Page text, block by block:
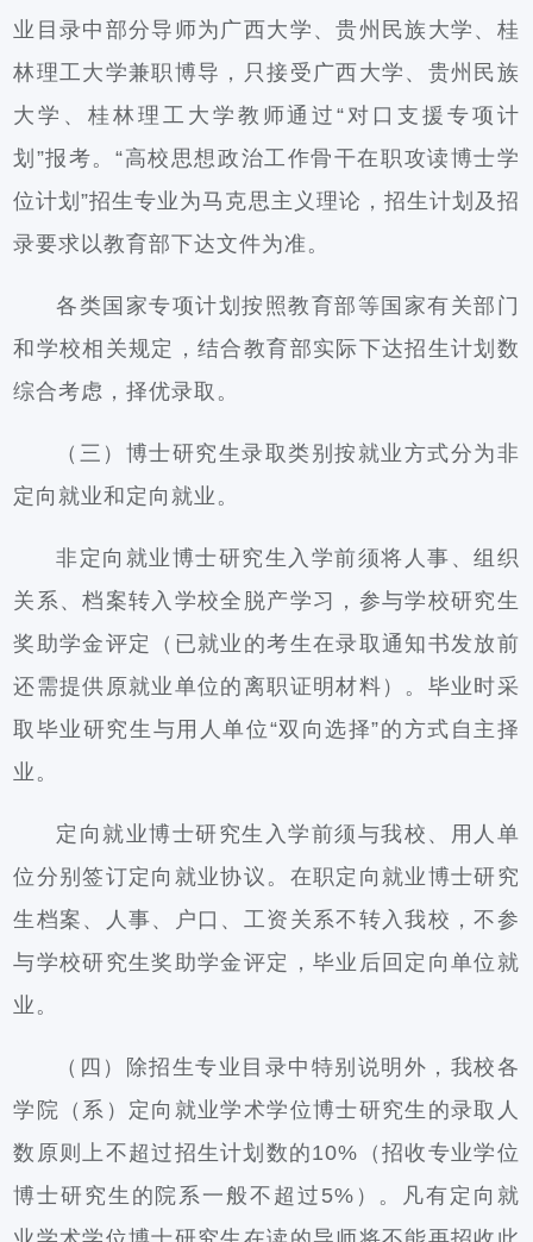
业目录中部分导师为广西大学、贵州民族大学、桂
林理工大学兼职博导，只接受广西大学、贵州民族
大学、桂林理工大学教师通过“对口支援专项计
划”报考。“高校思想政治工作骨干在职攻读博士学
位计划”招生专业为马克思主义理论，招生计划及招
录要求以教育部下达文件为准。
各类国家专项计划按照教育部等国家有关部门
和学校相关规定，结合教育部实际下达招生计划数
综合考虑，择优录取。
（三）博士研究生录取类别按就业方式分为非
定向就业和定向就业。
非定向就业博士研究生入学前须将人事、组织
关系、档案转入学校全脱产学习，参与学校研究生
奖助学金评定（已就业的考生在录取通知书发放前
还需提供原就业单位的离职证明材料）。毕业时采
取毕业研究生与用人单位“双向选择”的方式自主择
业。
定向就业博士研究生入学前须与我校、用人单
位分别签订定向就业协议。在职定向就业博士研究
生档案、人事、户口、工资关系不转入我校，不参
与学校研究生奖助学金评定，毕业后回定向单位就
业。
（四）除招生专业目录中特别说明外，我校各
学院（系）定向就业学术学位博士研究生的录取人
数原则上不超过招生计划数的10%（招收专业学位
博士研究生的院系一般不超过5%）。凡有定向就